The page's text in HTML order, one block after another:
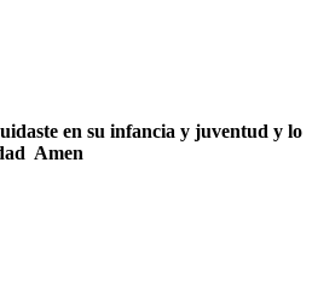
en su infancia y juventud y lo
Amen